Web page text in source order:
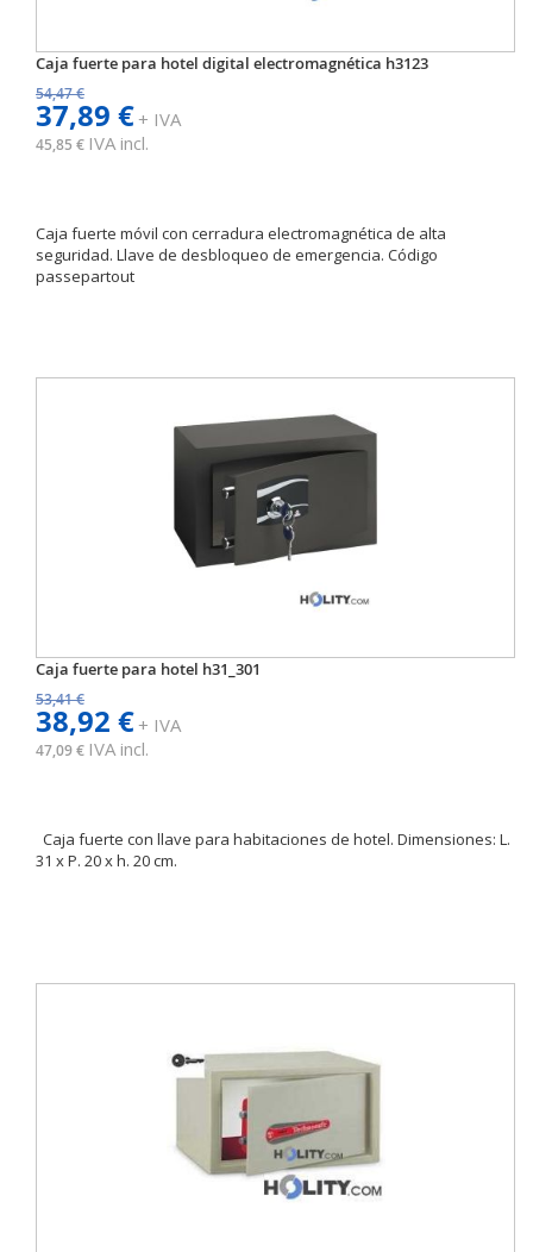
Caja fuerte para hotel digital electromagnética h3123
54,47 €
37,89 €+ IVA
45,85 € IVA incl.
Caja fuerte móvil con cerradura electromagnética de alta
seguridad. Llave de desbloqueo de emergencia. Código
passepartout
Caja fuerte para hotel h31_301
53,41 €
38,92 €+ IVA
47,09 € IVA incl.
Caja fuerte con llave para habitaciones de hotel. Dimensiones: L.
31 x P. 20 x h. 20 cm.